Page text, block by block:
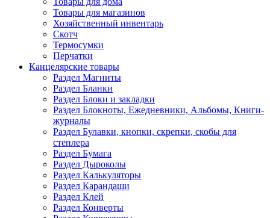
Товары для магазинов
Хозяйственный инвентарь
Скотч
Термосумки
Перчатки
Канцелярские товары
Раздел Магниты
Раздел Бланки
Раздел Блоки и закладки
Раздел Блокноты, Ежедневники, Альбомы, Книги-
журналы
Раздел Булавки, кнопки, скрепки, скобы для
степлера
Раздел Бумага
Раздел Дыроколы
Раздел Калькуляторы
Раздел Карандаши
Раздел Клей
Раздел Конверты